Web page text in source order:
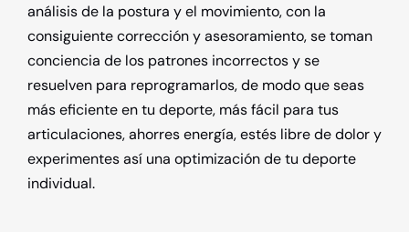
análisis de la postura y el movimiento, con la
consiguiente corrección y asesoramiento, se toman
conciencia de los patrones incorrectos y se
resuelven para reprogramarlos, de modo que seas
más eficiente en tu deporte, más fácil para tus
articulaciones, ahorres energía, estés libre de dolor y
experimentes así una optimización de tu deporte
individual.